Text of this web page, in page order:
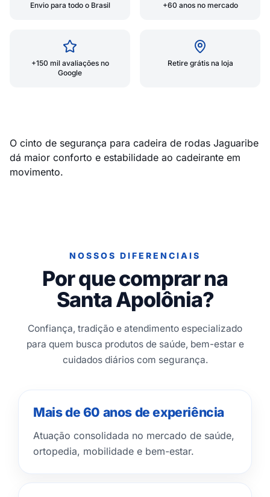
Envio para todo o Brasil +60 anos no mercado
+150 mil avaliações no
Google
Retire grátis na loja
O cinto de segurança para cadeira de rodas Jaguaribe
dá maior conforto e estabilidade ao cadeirante em
movimento.
NOSSOS DIFERENCIAIS
Por que comprar na
Santa Apolônia?
Confiança, tradição e atendimento especializado
para quem busca produtos de saúde, bem-estar e
cuidados diários com segurança.
Mais de 60 anos de experiência
Atuação consolidada no mercado de saúde,
ortopedia, mobilidade e bem-estar.